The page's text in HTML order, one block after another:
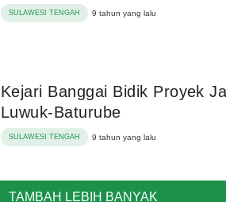
SULAWESI TENGAH 9 tahun yang lalu
Kejari Banggai Bidik Proyek
Luwuk-Baturube
SULAWESI TENGAH 9 tahun yang lalu
TAMBAH LEBIH BANYAK